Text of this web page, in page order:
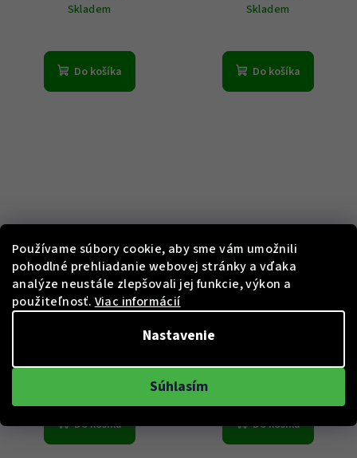
Používame súbory cookie, aby sme vám umožnili
pohodlné prehliadanie webovej stránky a vďaka
analýze neustále zlepšovali jej funkcie, výkon a
použiteľnosť. Viac informácií
Nastavenie
Súhlasím
Skladem
Do košíka
Skladem
Do košíka
Casio GMA-S140M-7AER G-
Shock
Skladem
Do košíka
KÓD: GMA-S140M-7AER
Casio GBD-800-1BER G-
Shock
Skladem
Do košíka
KÓD:GBD-800-1BER